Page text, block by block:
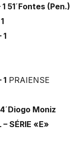
(Pen.)
1 PRAIENSE
Moniz
«E»